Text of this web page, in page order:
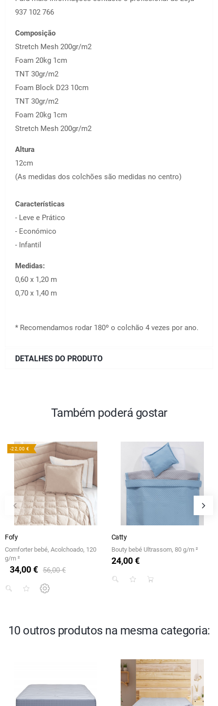
937 102 766
Composição
Stretch Mesh 200gr/m2
Foam 20kg 1cm
TNT 30gr/m2
Foam Block D23 10cm
TNT 30gr/m2
Foam 20kg 1cm
Stretch Mesh 200gr/m2
Altura
12cm
(As medidas dos colchões são medidas no centro)
Características
- Leve e Prático
- Económico
- Infantil
Medidas:
0,60 x 1,20 m
0,70 x 1,40 m
* Recomendamos rodar 180º o colchão 4 vezes por ano.
DETALHES DO PRODUTO
Também poderá gostar
-22,00 €
Fofy
Comforter bebé, Acolchoado, 120
g/m ²
Preço regular56,00 €
Preço
34,00 €
Catty
Bouty bebé Ultrassom, 80 g/m ²
Preço
24,00 €
10 outros produtos na mesma categoria: